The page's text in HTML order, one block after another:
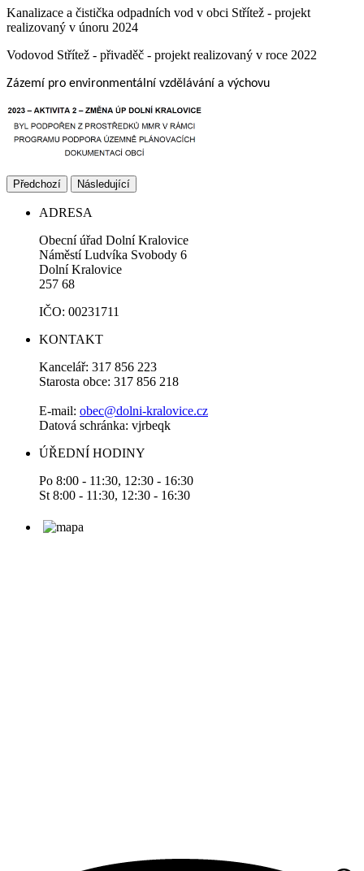
Kanalizace a čistička odpadních vod v obci Střítež - projekt
realizovaný v únoru 2024
Vodovod Střítež - přivaděč - projekt realizovaný v roce 2022
Zázemí pro environmentální vzdělávání a výchovu
Předchozí Následující
ADRESA
Obecní úřad Dolní Kralovice
Náměstí Ludvíka Svobody 6
Dolní Kralovice
257 68
IČO: 00231711
KONTAKT
Kancelář: 317 856 223
Starosta obce: 317 856 218
E-mail: obec@dolni-kralovice.cz
Datová schránka: vjrbeqk
ÚŘEDNÍ HODINY
Po 8:00 - 11:30, 12:30 - 16:30
St 8:00 - 11:30, 12:30 - 16:30